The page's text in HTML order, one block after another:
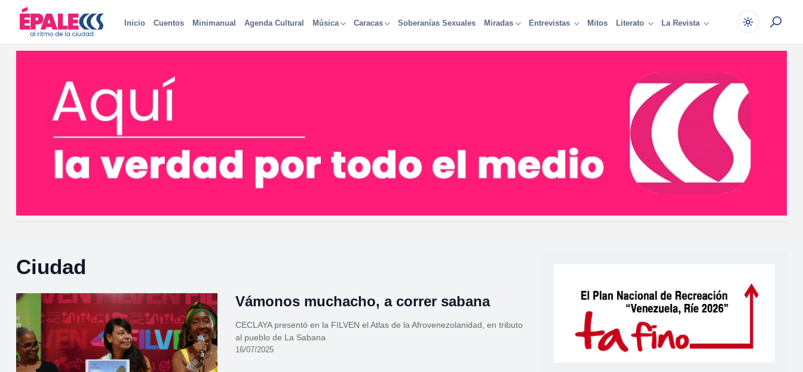
Inicio Cuentos Minimanual Agenda Cultural Música Caracas Soberanías Sexuales Miradas Entrevistas Mitos Literato La Revista
Ciudad
Vámonos muchacho, a correr sabana
CECLAYA presentó en la FILVEN el Atlas de la Afrovenezolanidad, en tributo
al pueblo de La Sabana
16/07/2025